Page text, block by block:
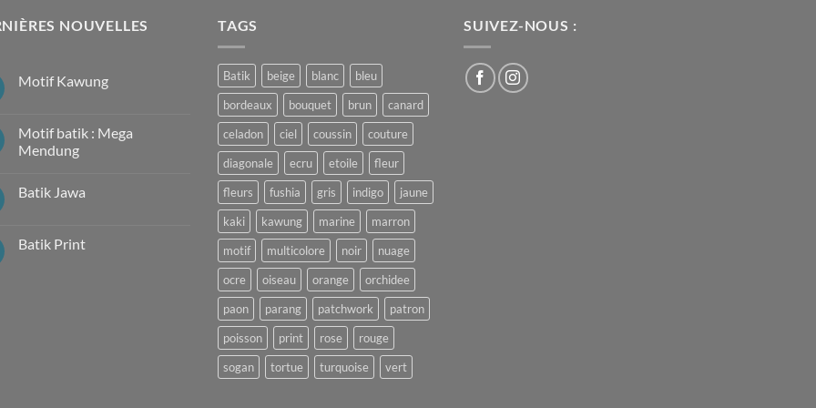
NOUVELLES
Motif Kawung
Motif
Kawung
Motif batik : Mega
Mendung
sur
Mega
Mendung
Batik Jawa
Batik
Batik Print
TAGS
Batik beige blanc
bleu
bordeaux
bouquet brun
canard
celadon
ciel coussin
couture
diagonale
ecru etoile
fleur
fleurs
fushia gris indigo
jaune
kaki
kawung marine
marron
motif
multicolore noir
nuage
ocre
oiseau orange
orchidee
paon
parang patchwork
patron
poisson
print rose
rouge
sogan
tortue turquoise vert
SUIVEZ-NOUS :